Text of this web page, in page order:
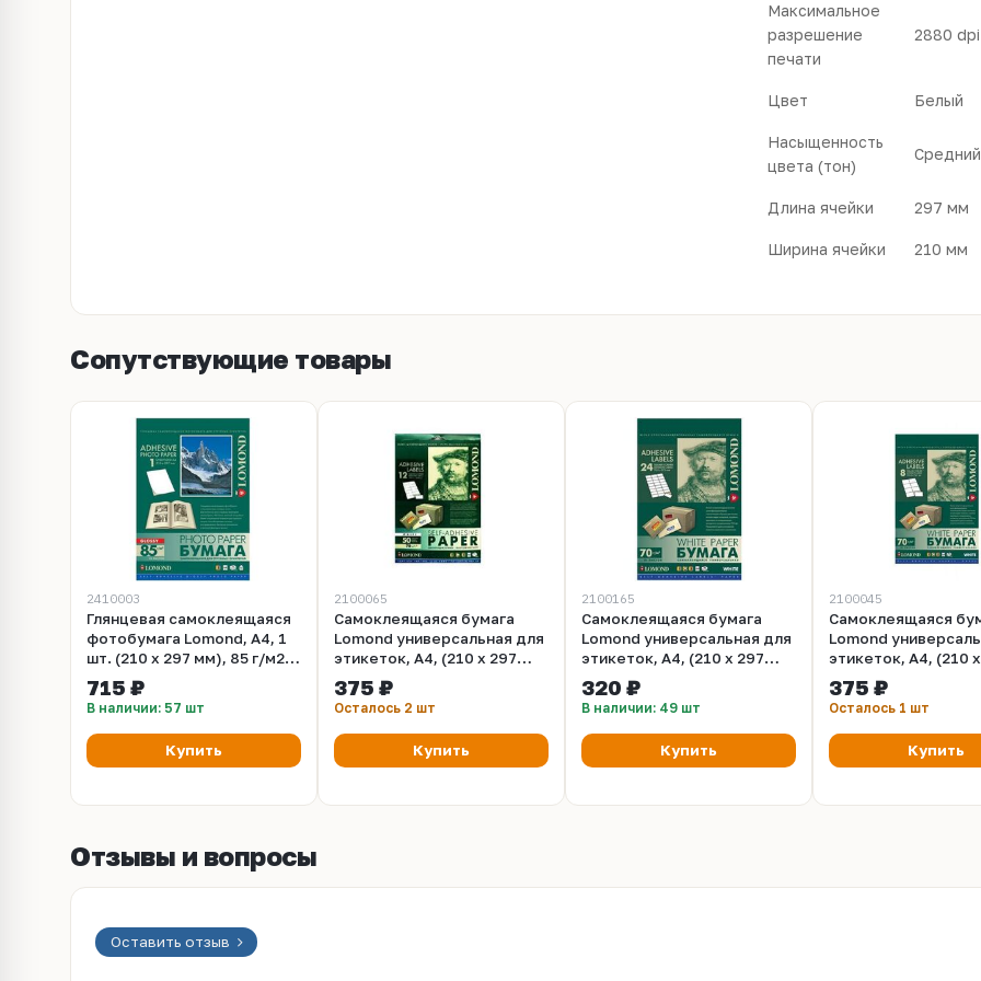
Максимальное
разрешение
печати
2880 dpi
Цвет Белый
Насыщенность
цвета (тон)
Средний
Длина ячейки 297 мм
Ширина ячейки 210 мм
Сопутствующие товары
2410003
Глянцевая самоклеящаяся
фотобумага Lomond, A4, 1
шт. (210 x 297 мм), 85 г/м2,
25 листов. (2410003)
715 ₽
В наличии: 57 шт
Купить
2100065
Самоклеящаяся бумага
Lomond универсальная для
этикеток, A4, (210 x 297
мм), 70 г/м2, 50 листов, 12
делений (105 x 48)
(2100065)
375 ₽
Осталось 2 шт
Купить
2100165
Самоклеящаяся бумага
Lomond универсальная для
этикеток, A4, (210 x 297
мм), 70 г/м2, 50 листов, 24
деления (70 x 37 мм)
(2100165)
320 ₽
В наличии: 49 шт
Купить
2100045
Самоклеящаяся
Lomond
этикеток, A4, (210
мм), 70 г/м2, 50
делений (105 x
(2100045)
375 ₽
Осталось 1 шт
Купить
Отзывы и вопросы
Оставить отзыв